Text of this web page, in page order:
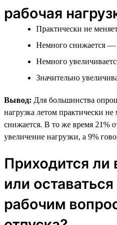
рабочая
Практически не
Немного снижается —
Немного
Значительно
Вывод: Для большинства
нагрузка летом практически
снижается. В то же время 21%
увеличение нагрузки, а 9%
Приходится ли
или
рабочим